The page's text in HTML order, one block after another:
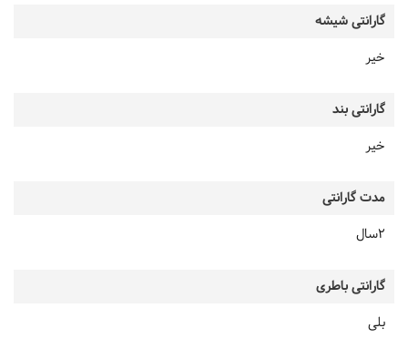
گارانتی شیشه
خیر
گارانتی بند
خیر
مدت گارانتی
2سال
گارانتی باطری
بلی